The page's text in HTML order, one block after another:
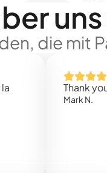
die mit
Thank you